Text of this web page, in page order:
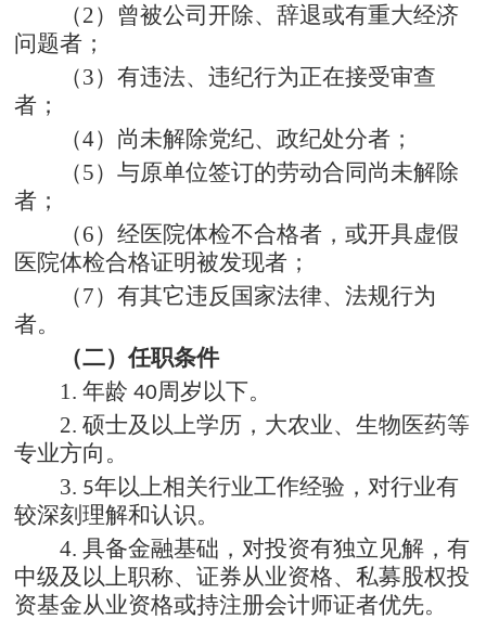
（2） 曾被公司开除、辞退或有重大经济
问题者；
（3）有违法、违纪行为正在接受审查
者；
（4） 尚未解除党纪、政纪处分者；
（5）与原单位签订的劳动合同尚未解除
者；
（6）经医院体检不合格者，或开具虚假
医院体检合格证明被发现者；
（7）有其它违反国家法律、法规行为
者。
（二）任职条件
1.年龄 40周岁以下。
2.硕士及以上学历，大农业、生物医药等
专业方向。
3. 5年以上相关行业工作经验，对行业有
较深刻理解和认识。
4.具备金融基础，对投资有独立见解，有
中级及以上职称、证券从业资格、私募股权投
资基金从业资格或持注册会计师证者优先。